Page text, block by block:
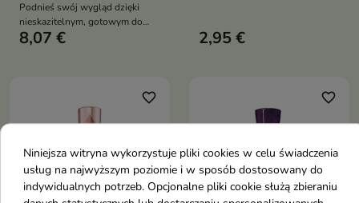
Podnieś swój wygląd dzięki
nieskazitelnym, gotowym do
noszenia paznokciom
8,07 € 2,95 €
favorite_border favorite_border
Niniejsza witryna wykorzystuje pliki cookies w celu świadczenia
usług na najwyższym poziomie i w sposób dostosowany do
indywidualnych potrzeb. Opcjonalne pliki cookie służą zbieraniu